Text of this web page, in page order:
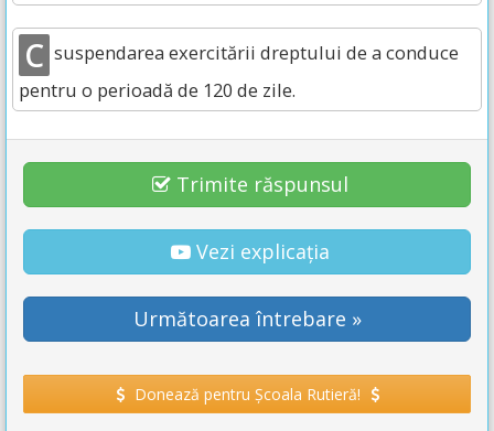
C suspendarea exercitării dreptului de a conduce
pentru o perioadă de 120 de zile.
Trimite răspunsul
Vezi explicația
Următoarea întrebare »
Donează pentru Școala Rutieră!